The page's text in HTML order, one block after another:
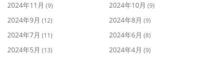
2024年11月 (9) 2024年10月 (9)
2024年9月 (12) 2024年8月 (9)
2024年7月 (11) 2024年6月 (8)
2024年5月 (13) 2024年4月 (9)